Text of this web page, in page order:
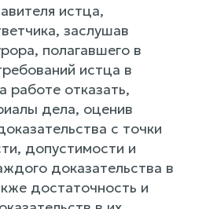
истца,
заслушав
полагавшего в
истца в
работе отказать,
дела, оценив
с точки
допустимости и
доказательства в
достаточность и